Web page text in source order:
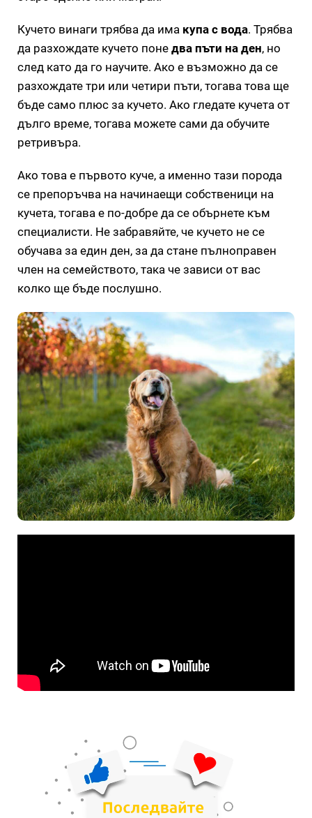
Кучето винаги трябва да има купа с вода. Трябва
да разхождате кучето поне два пъти на ден, но
след като да го научите. Ако е възможно да се
разхождате три или четири пъти, тогава това ще
бъде само плюс за кучето. Ако гледате кучета от
дълго време, тогава можете сами да обучите
ретривъра.
Ако това е първото куче, а именно тази порода
се препоръчва на начинаещи собственици на
кучета, тогава е по-добре да се обърнете към
специалисти. Не забравяйте, че кучето не се
обучава за един ден, за да стане пълноправен
член на семейството, така че зависи от вас
колко ще бъде послушно.